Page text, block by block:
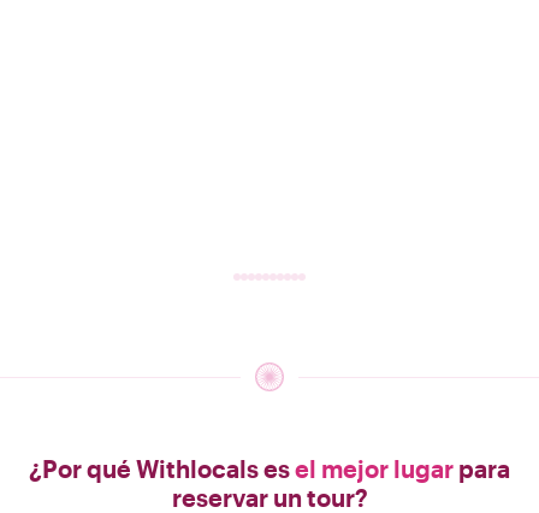
¿Por qué Withlocals esel mejor lugar para
reservar un tour?